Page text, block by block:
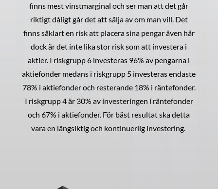
finns mest vinstmarginal och ser man att det går
riktigt dåligt går det att sälja av om man vill. Det
finns såklart en risk att placera sina pengar även här
dock är det inte lika stor risk som att investera i
aktier. I riskgrupp 6 investeras 96% av pengarna i
aktiefonder medans i riskgrupp 5 investeras endaste
78% i aktiefonder och resterande 18% i räntefonder.
I riskgrupp 4 är 30% av investeringen i räntefonder
och 67% i aktiefonder. För bäst resultat ska detta
vara en långsiktig och kontinuerlig investering.